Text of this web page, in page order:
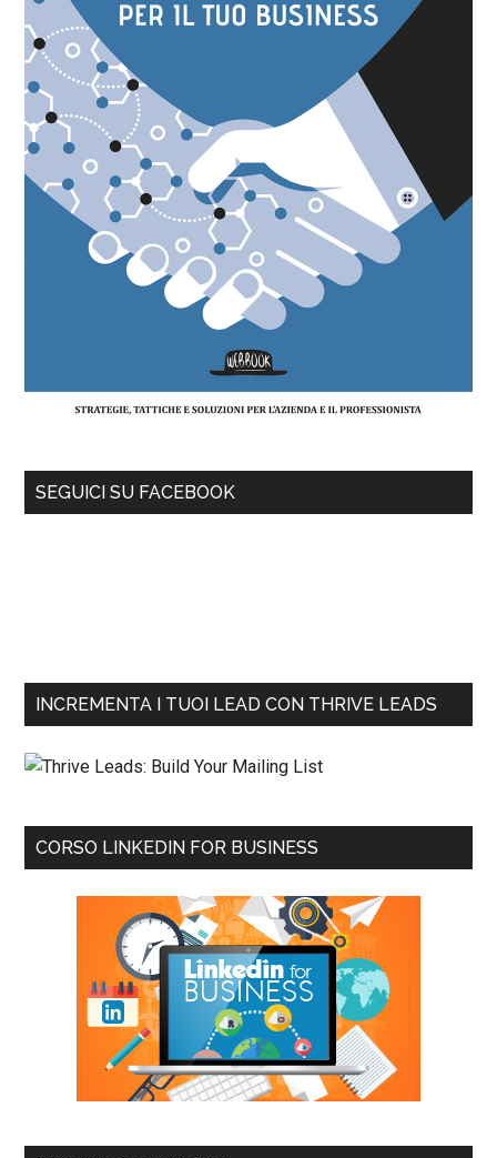
SEGUICI SU FACEBOOK
INCREMENTA I TUOI LEAD CON THRIVE LEADS
CORSO LINKEDIN FOR BUSINESS